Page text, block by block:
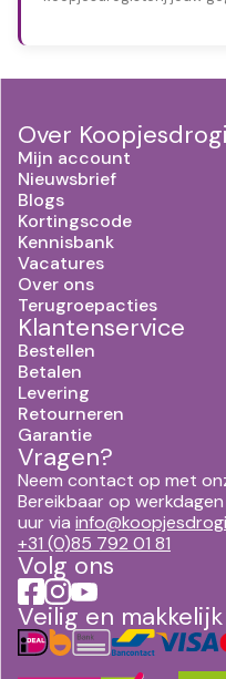
Over
Mijn account
Nieuwsbrief
Blogs
Kortingscode
Kennisbank
Vacatures
Over ons
Terugroepacties
Klantenservice
Bestellen
Betalen
Levering
Retourneren
Garantie
Vragen?
Neem contact op met
Bereikbaar op
uur via
+31 (0)85 792 01 81
Volg ons
Veilig en